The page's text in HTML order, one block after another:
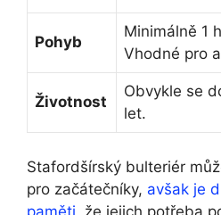
Pohyb
Minimálně 1
Vhodné pro
Životnost
Obvykle se
let.
Stafordšírský bulteriér
pro začátečníky, avšak je
paměti, že jejich potřeba